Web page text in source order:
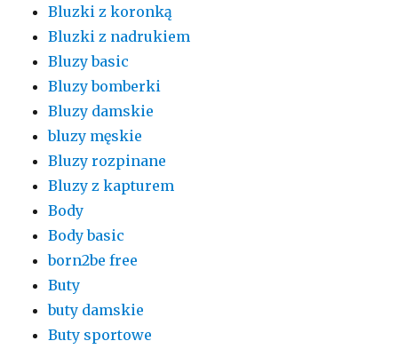
Bluzki z koronką
Bluzki z nadrukiem
Bluzy basic
Bluzy bomberki
Bluzy damskie
bluzy męskie
Bluzy rozpinane
Bluzy z kapturem
Body
Body basic
born2be free
Buty
buty damskie
Buty sportowe